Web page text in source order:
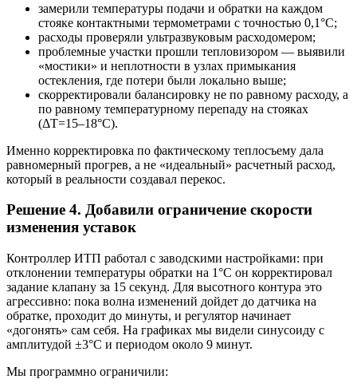
замерили температуры подачи и обратки на каждом
стояке контактными термометрами с точностью 0,1°С;
расходы проверяли ультразвуковым расходомером;
проблемные участки прошли тепловизором — выявили
«мостики» и неплотности в узлах примыкания
остекления, где потери были локально выше;
скорректировали балансировку не по равному расходу, а
по равному температурному перепаду на стояках
(ΔТ=15–18°С).
Именно корректировка по фактическому теплосъему дала
равномерный прогрев, а не «идеальный» расчетный расход,
который в реальности создавал перекос.
Решение 4. Добавили ограничение скорости
изменения уставок
Контроллер ИТП работал с заводскими настройками: при
отклонении температуры обратки на 1°С он корректировал
задание клапану за 15 секунд. Для высотного контура это
агрессивно: пока волна изменений дойдет до датчика на
обратке, проходит до минуты, и регулятор начинает
«догонять» сам себя. На графиках мы видели синусоиду с
амплитудой ±3°С и периодом около 9 минут.
Мы программно ограничили: